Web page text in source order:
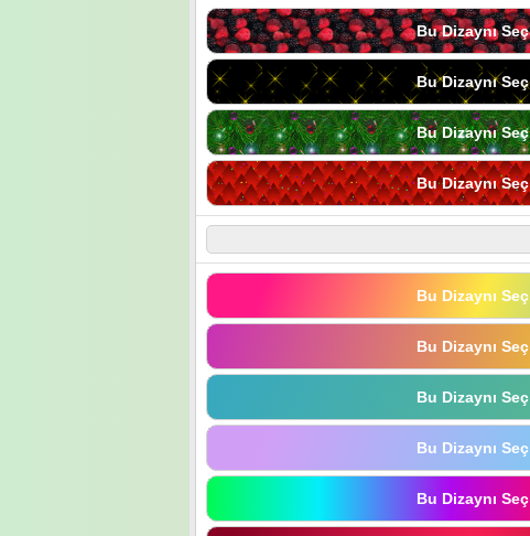
Bu Dizaynı Seç
Bu Dizaynı Seç
Bu Dizaynı Seç
Bu Dizaynı Seç
Bu Dizaynı Seç
Bu Dizaynı Seç
Bu Dizaynı Seç
Bu Dizaynı Seç
Bu Dizaynı Seç